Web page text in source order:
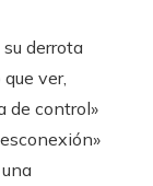
derrota
ver,
de control»